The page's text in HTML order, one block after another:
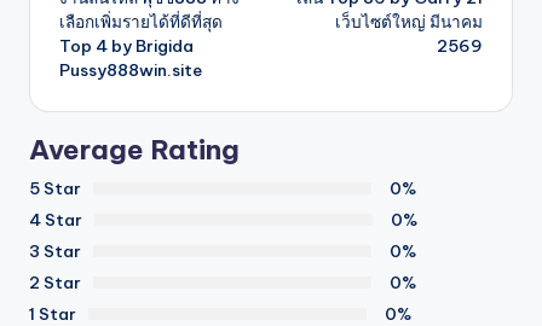
เลือกเพิ่มรายได้ที่ดีที่สุด
Top 4 by Brigida
Pussy888win.site
เว็บไซต์ใหญ่ มีนาคม
2569
Average Rating
5 Star
0%
4 Star
0%
3 Star
0%
2 Star
0%
1 Star
0%